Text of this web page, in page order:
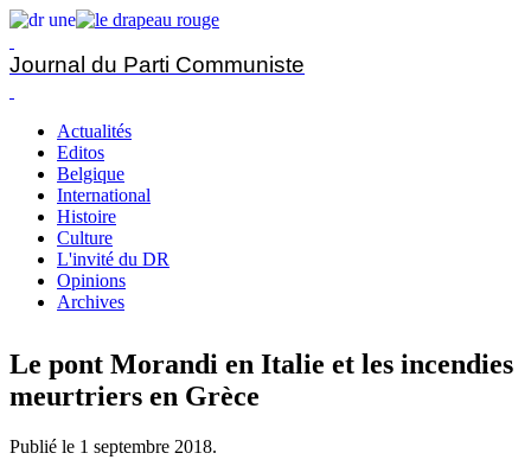
Journal du Parti Communiste
Actualités
Editos
Belgique
International
Histoire
Culture
L'invité du DR
Opinions
Archives
Le pont Morandi en Italie et les incendies
meurtriers en Grèce
Publié le 1 septembre 2018.